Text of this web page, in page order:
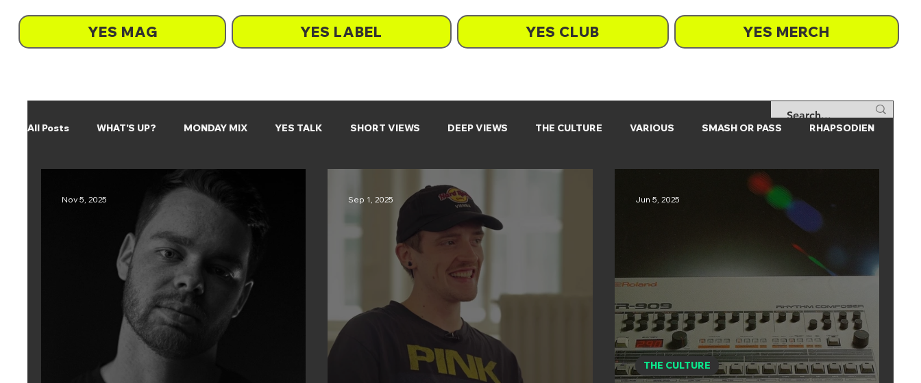
YES MAG YES LABEL YES CLUB YES MERCH
All Posts WHAT'S UP? MONDAY MIX YES TALK SHORT VIEWS DEEP VIEWS THE CULTURE VARIOUS SMASH OR PASS RHAPSODIEN
SO tönts
Nov 5, 2025 Sep 1, 2025
THE CULTURE
Jun 5, 2025